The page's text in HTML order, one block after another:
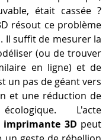
était cassée ?
résout ce problème
Il suffit de mesurer la
(ou de trouver
en ligne) et de
un pas de géant vers
et une réduction de
L'acte
imprimante 3D peut